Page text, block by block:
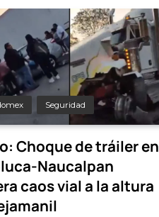
Seguridad
Choque de tráiler en
Naucalpan
caos vial a la altura